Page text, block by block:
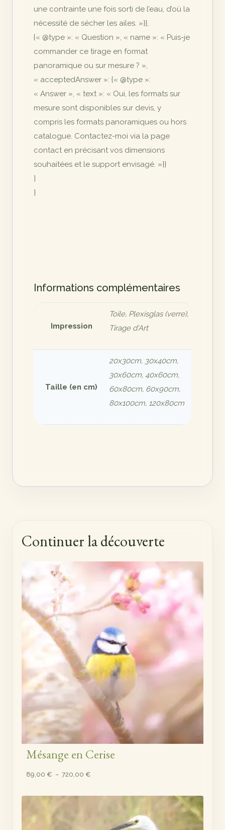
une contrainte une fois sorti de l’eau, d’où la
nécessité de sécher les ailes. »}},
{« @type »: « Question », « name »: « Puis-je
commander ce tirage en format
panoramique ou sur mesure ? »,
« acceptedAnswer »: {« @type »:
« Answer », « text »: « Oui, les formats sur
mesure sont disponibles sur devis, y
compris les formats panoramiques ou hors
catalogue. Contactez-moi via la page
contact en précisant vos dimensions
souhaitées et le support envisagé. »}}
]
}
Informations complémentaires
Impression
Toile, Plexisglas (verre),
Tirage d'Art
Taille (en cm)
20x30cm, 30x40cm,
30x60cm, 40x60cm,
60x80cm, 60x90cm,
80x100cm, 120x80cm
Continuer la découverte
Mésange en Cerise
89,00 € – 720,00 €Plage
prix :
720,00 €